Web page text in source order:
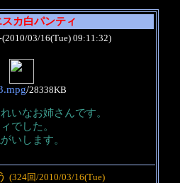
スカ白パンティ
(2010/03/16(Tue) 09:11:32)
/28338KB
いなお姉さんです。
でした。
いします。
(324回/2010/03/16(Tue)